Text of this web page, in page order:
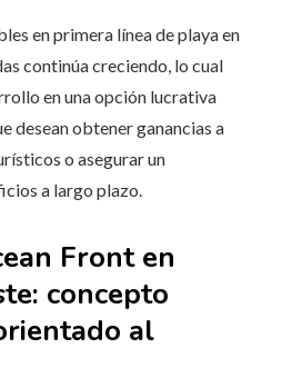
en primera línea de playa en
continúa creciendo, lo cual
en una opción lucrativa
desean obtener ganancias a
o asegurar un
a largo plazo.
Front en
concepto
al